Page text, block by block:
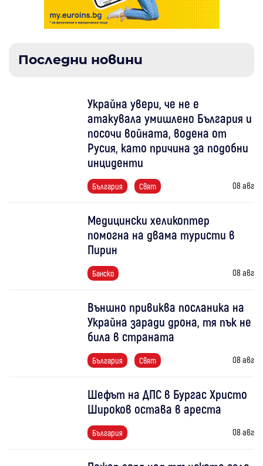
Последни новини
Украйна увери, че не е
атакувала умишлено България и
посочи войната, водена от
Русия, като причина за подобни
инциденти
България Свят 08 авг
Медицински хеликоптер
помогна на двама туристи в
Пирин
Банско 08 авг
Външно привиква посланика на
Украйна заради дрона, тя пък не
била в страната
България Свят 08 авг
Шефът на ДПС в Бургас Христо
Широков остава в ареста
България 08 авг